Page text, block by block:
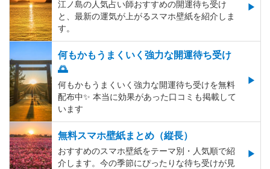
江ノ島の人気占い師おすすめの開運待ち受け
と、最新の運気が上がるスマホ壁紙を紹介しま
す。
何もかもうまくいく強力な開運待ち受け
🌅
何もかもうまくいく強力な開運待ち受けを無料
配布中✨️ 本当に効果があった口コミも掲載して
います
無料スマホ壁紙まとめ（縦長）
おすすめのスマホ壁紙をテーマ別・人気順で紹
介します。今の季節にぴったりな待ち受けが見